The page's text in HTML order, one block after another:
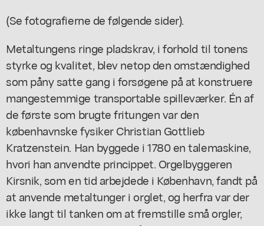
(Se fotografierne de følgende sider).
Metaltungens ringe pladskrav, i forhold til tonens
styrke og kvalitet, blev netop den omstændighed
som påny satte gang i forsøgene på at konstruere
mangestemmige transportable spilleværker. Én af
de første som brugte fritungen var den
københavnske fysiker Christian Gottlieb
Kratzenstein. Han byggede i 1780 en talemaskine,
hvori han anvendte princippet. Orgelbyggeren
Kirsnik, som en tid arbejdede i København, fandt på
at anvende metaltunger i orglet, og herfra var der
ikke langt til tanken om at fremstille små orgler,